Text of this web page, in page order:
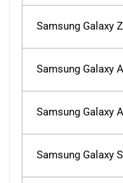
Samsung Galaxy
Samsung Galaxy
Samsung Galaxy
Samsung Galaxy